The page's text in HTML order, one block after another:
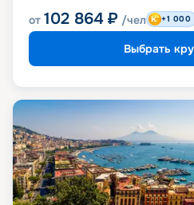
от 102 864 ₽ /чел +1 000
Выбрать